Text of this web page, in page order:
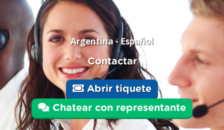
Argentina - Español
Contactar
Abrir tiquete
Chatear con representante